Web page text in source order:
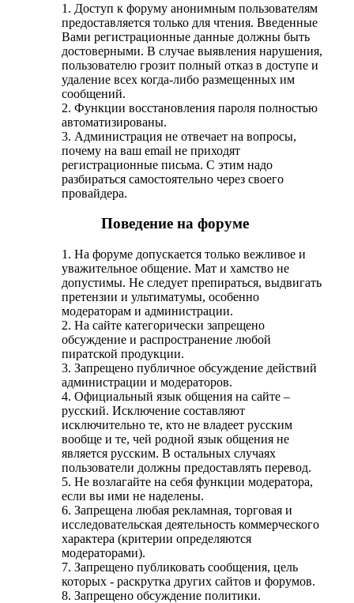
1. Доступ к форуму анонимным пользователям
предоставляется только для чтения. Введенные
Вами регистрационные данные должны быть
достоверными. В случае выявления нарушения,
пользователю грозит полный отказ в доступе и
удаление всех когда-либо размещенных им
сообщений.
2. Функции восстановления пароля полностью
автоматизированы.
3. Администрация не отвечает на вопросы,
почему на ваш email не приходят
регистрационные письма. С этим надо
разбираться самостоятельно через своего
провайдера.
Поведение на форуме
1. На форуме допускается только вежливое и
уважительное общение. Мат и хамство не
допустимы. Не следует препираться, выдвигать
претензии и ультиматумы, особенно
модераторам и администрации.
2. На сайте категорически запрещено
обсуждение и распространение любой
пиратской продукции.
3. Запрещено публичное обсуждение действий
администрации и модераторов.
4. Официальный язык общения на сайте –
русский. Исключение составляют
исключительно те, кто не владеет русским
вообще и те, чей родной язык общения не
является русским. В остальных случаях
пользователи должны предоставлять перевод.
5. Не возлагайте на себя функции модератора,
если вы ими не наделены.
6. Запрещена любая рекламная, торговая и
исследовательская деятельность коммерческого
характера (критерии определяются
модераторами).
7. Запрещено публиковать сообщения, цель
которых - раскрутка других сайтов и форумов.
8. Запрещено обсуждение политики.